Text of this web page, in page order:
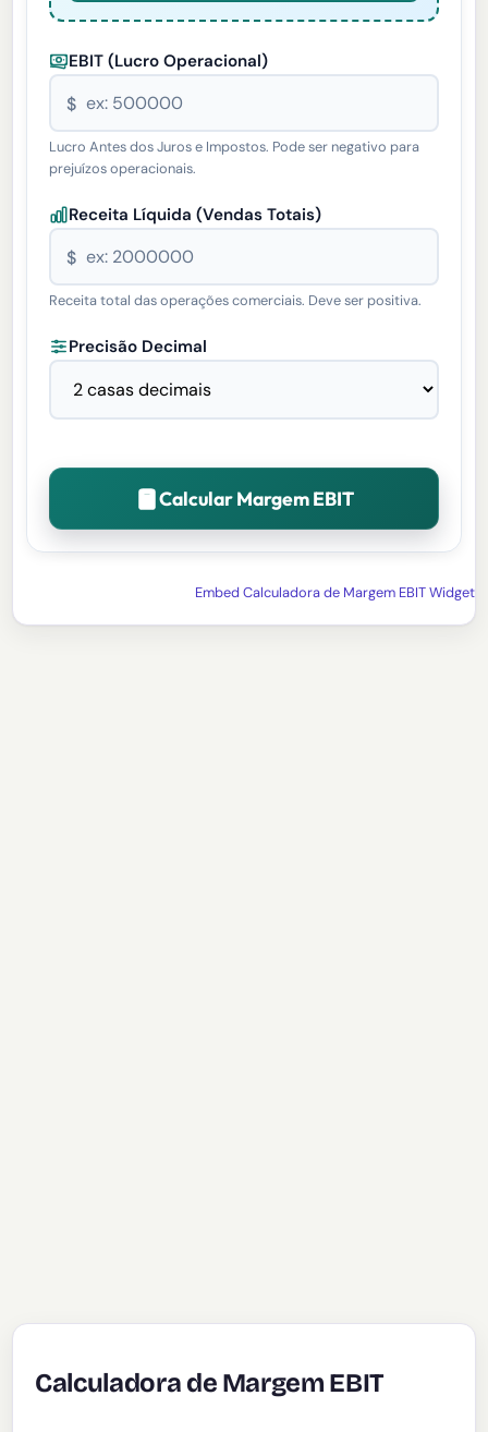
EBIT (Lucro Operacional)
$
Lucro Antes dos Juros e Impostos. Pode ser negativo para
prejuízos operacionais.
Receita Líquida (Vendas Totais)
$
Receita total das operações comerciais. Deve ser positiva.
Precisão Decimal
Calcular Margem EBIT
Embed Calculadora de Margem EBIT Widget
Calculadora de Margem EBIT